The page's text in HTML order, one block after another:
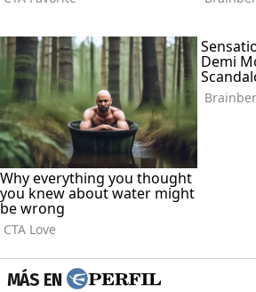
MÁS EN